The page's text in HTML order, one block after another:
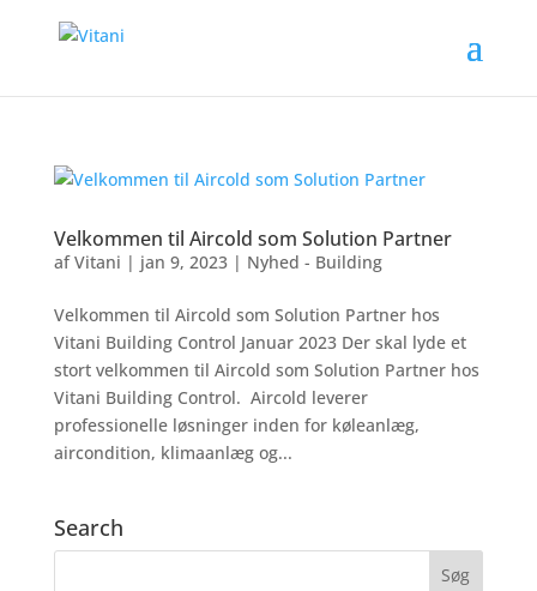
Velkommen til Aircold som Solution Partner
afVitani | jan 9, 2023| Nyhed - Building
Velkommen til Aircold som Solution Partner hos
Vitani Building Control Januar 2023 Der skal lyde et
stort velkommen til Aircold som Solution Partner hos
Vitani Building Control. Aircold leverer
professionelle løsninger inden for køleanlæg,
aircondition, klimaanlæg og...
Search